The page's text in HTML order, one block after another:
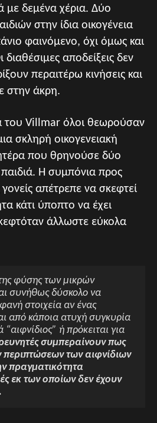
με δεμένα χέρια. Δύο
στην ίδια οικογένεια
φαινόμενο, όχι όμως και
αποδείξεις δεν
περαιτέρω κινήσεις και
στην άκρη.
του Villmar όλοι θεωρούσαν
σκληρή οικογενειακή
που θρηνούσε δύο
Η συμπόνια προς
απέτρεπε να σκεφτεί
κάτι ύποπτο να έχει
άλλωστε εύκολα
φύσης των μικρών
συνήθως δύσκολο να
στοιχεία αν ένας
από κάποια ατυχή συγκυρία
ή πρόκειται για
συμπεραίνουν πως
των αιφνίδιων
πραγματικότητα
εκ των οποίων δεν έχουν